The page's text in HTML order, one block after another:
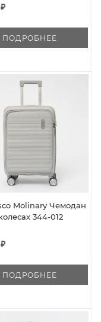
ПОДРОБНЕЕ
Molinary Чемодан
344-012
ПОДРОБНЕЕ